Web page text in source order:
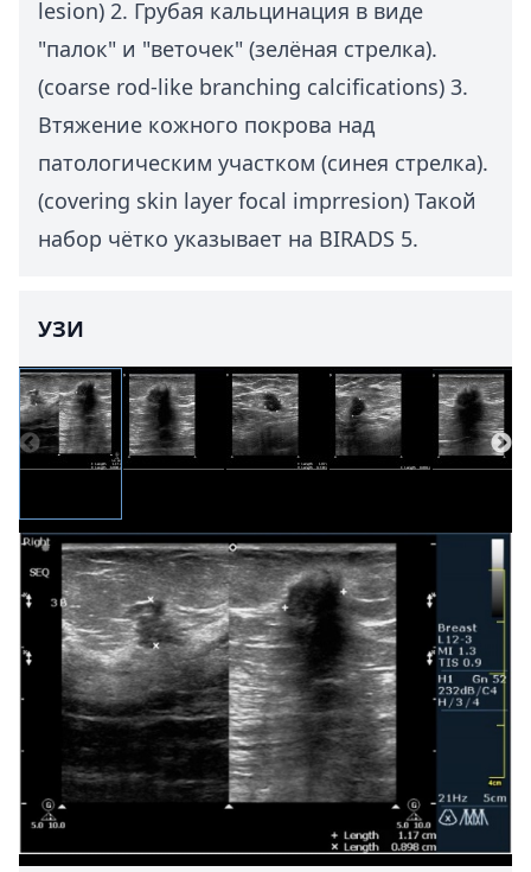
lesion) 2. Грубая кальцинация в виде
"палок" и "веточек" (зелёная стрелка).
(coarse rod-like branching calcifications) 3.
Втяжение кожного покрова над
патологическим участком (синея стрелка).
(covering skin layer focal imprresion) Такой
набор чётко указывает на BIRADS 5.
УЗИ